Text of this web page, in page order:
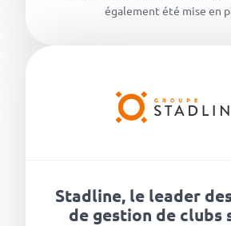
également été mise en
Stadline, le leader
de gestion de clubs